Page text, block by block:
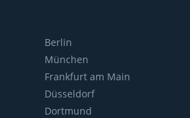
Berlin
München
Frankfurt am Main
Düsseldorf
Dortmund